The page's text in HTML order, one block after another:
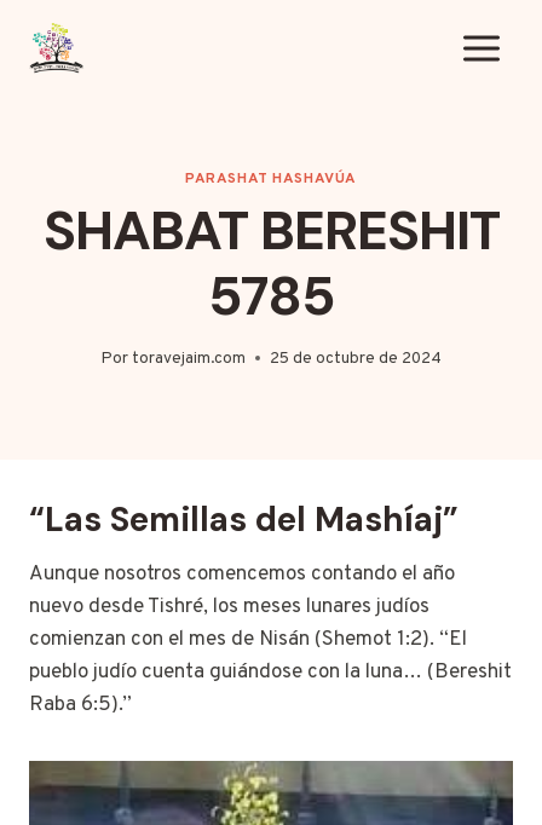
contenido
PARASHAT HASHAVÚA
SHABAT BERESHIT
5785
Por toravejaim.com 25 de octubre de 2024
“Las Semillas del Mashíaj”
Aunque nosotros comencemos contando el año
nuevo desde Tishré, los meses lunares judíos
comienzan con el mes de Nisán (Shemot 1:2). “El
pueblo judío cuenta guiándose con la luna… (Bereshit
Raba 6:5).”